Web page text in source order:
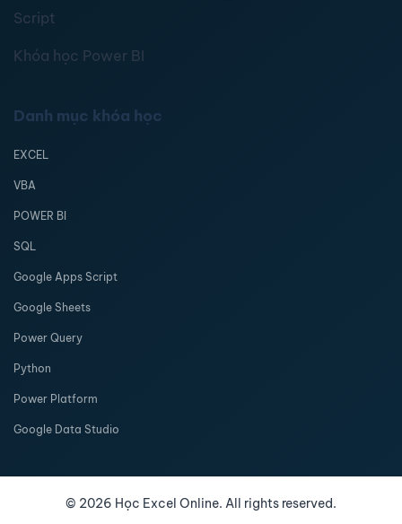
Script
Khóa học Power BI
Danh mục khóa học
EXCEL
VBA
POWER BI
SQL
Google Apps Script
Google Sheets
Power Query
Python
Power Platform
Google Data Studio
© 2026 Học Excel Online. All rights reserved.